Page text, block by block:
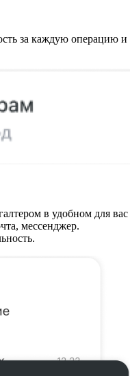
за каждую операцию и
в удобном для вас
мессенджер.